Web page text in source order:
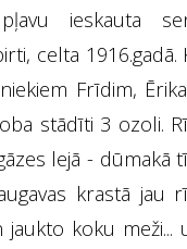
ieskauta
celta 1916.gadā.
Frīdim,
stādīti 3 ozoli.
lejā - dūmakā
krastā jau
koku meži...